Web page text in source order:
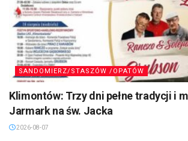
SANDOMIERZ/STASZÓW /OPATÓW
Klimontów: Trzy dni pełne tradycji i
Jarmark na św. Jacka
2026-08-07